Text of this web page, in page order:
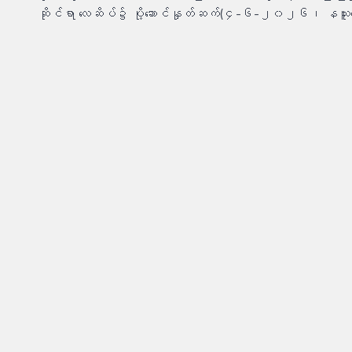
ဆိုင်ရာ လေဆိပ်၌ ပို့ဆောင်နှုတ်ဆက်(၄-၆-၂၀၂၆၊ နယူး